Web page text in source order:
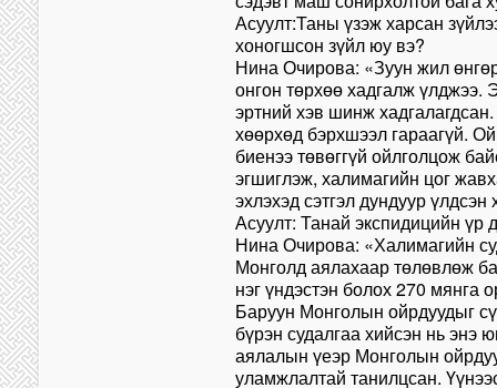
Асуулт:Таны үзэж харсан
хоногшсон зүйл юу вэ?
Нина Очирова: «Зуун жил
онгон төрхөө хадгалж үлджээ.
эртний хэв шинж
хөөрхөд бэрхшээл гараагүй.
биенээ төвөггүй ойлголцож
эгшиглэж, халимагийн цог
эхлэхэд сэтгэл дундуур үлдсэн
Асуулт: Танай экспидицийн үр
Нина Очирова: «Халимагийн
Монголд аялахаар төлөвлөж
нэг үндэстэн болох 270 мянга
Баруун Монголын ойрдуудыг
бүрэн судалгаа хийсэн нь энэ
аялалын үеэр Монголын
уламжлалтай танилцсан.